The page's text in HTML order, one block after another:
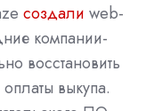
создали web-
компании-
восстановить
выкупа.